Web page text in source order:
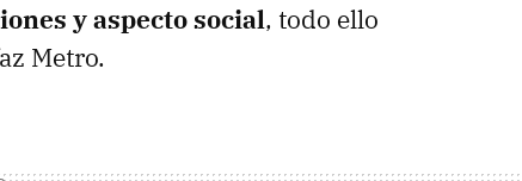
y aspecto social, todo ello
Metro.